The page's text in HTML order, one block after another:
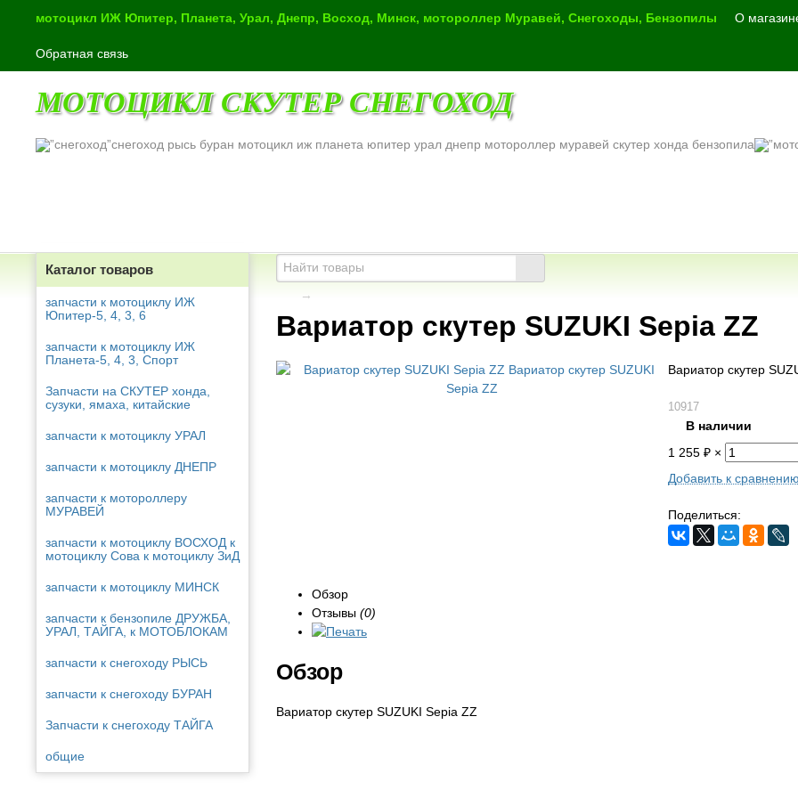
мотоцикл ИЖ Юпитер, Планета, Урал, Днепр, Восход, Минск, мотороллер Муравей, Снегоходы, Бензопилы О
Обратная связь
МОТОЦИКЛ СКУТЕР СНЕГОХОД
снегоход рысь буран мотоцикл иж планета юпитер урал днепр мотороллер муравей скутер хонда бензопила
Каталог товаров
запчасти к мотоциклу ИЖ
Юпитер-5, 4, 3, 6
запчасти к мотоциклу ИЖ
Планета-5, 4, 3, Спорт
Запчасти на СКУТЕР хонда,
сузуки, ямаха, китайские
запчасти к мотоциклу УРАЛ
запчасти к мотоциклу ДНЕПР
запчасти к мотороллеру
МУРАВЕЙ
запчасти к мотоциклу ВОСХОД к
мотоциклу Сова к мотоциклу ЗиД
запчасти к мотоциклу МИНСК
запчасти к бензопиле ДРУЖБА,
УРАЛ, ТАЙГА, к МОТОБЛОКАМ
запчасти к снегоходу РЫСЬ
запчасти к снегоходу БУРАН
Запчасти к снегоходу ТАЙГА
общие
→
Вариатор скутер SUZUKI Sepia ZZ
Вариатор скутер
10917
В наличии
1 255 ₽ ×
Добавить к
Поделиться:
Обзор
Отзывы (0)
Обзор
Вариатор скутер SUZUKI Sepia ZZ